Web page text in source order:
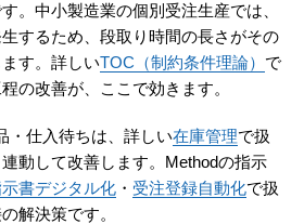
。中小製造業の個別受注生産では、
するため、段取り時間の長さがその
す。詳しいTOC（制約条件理論） で
の改善が、ここで効きます。
・仕入待ちは、詳しい在庫管理で扱
動して改善します。Methodの指示
書デジタル化 ・ 受注登録自動化で扱
解決策です。